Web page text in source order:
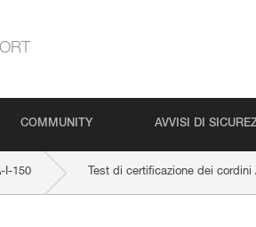
COMMUNITY AVVISI DI
I-150 Test di certificazione dei cordini